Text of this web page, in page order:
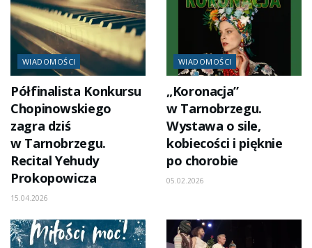
WIADOMOŚCI
Półfinalista Konkursu
Chopinowskiego
zagra dziś
w Tarnobrzegu.
Recital Yehudy
Prokopowicza
15.04.2026
WIADOMOŚCI
„Koronacja”
w Tarnobrzegu.
Wystawa o sile,
kobiecości i pięknie
po chorobie
05.02.2026